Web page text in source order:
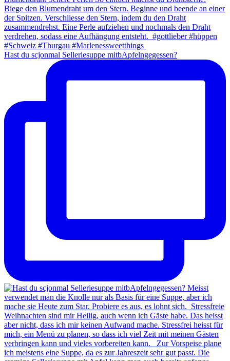
Hast du scjonmal Selleriesuppe mitbApfelngegessen?